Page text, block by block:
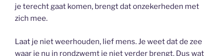
je terecht gaat komen, brengt dat onzekerheden met
zich mee.
Laat je niet weerhouden, lief mens. Je weet dat de zee
waar je nu in rondzwemt je niet verder brengt. Dus wat